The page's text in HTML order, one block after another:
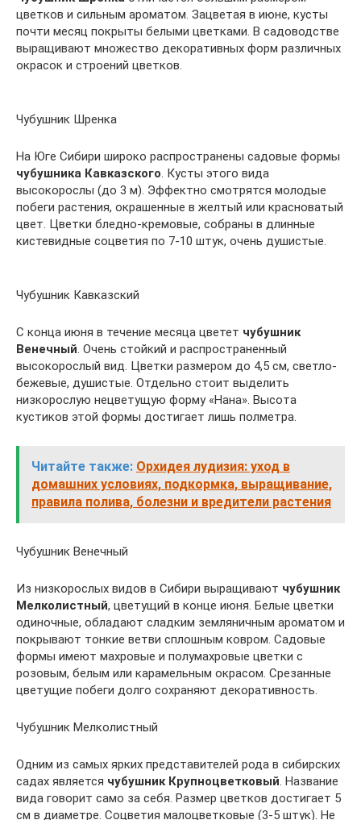
цветков и сильным ароматом. Зацветая в июне, кусты
почти месяц покрыты белыми цветками. В садоводстве
выращивают множество декоративных форм различных
окрасок и строений цветков.
Чубушник Шренка
На Юге Сибири широко распространены садовые формы
чубушника Кавказского. Кусты этого вида
высокорослы (до 3 м). Эффектно смотрятся молодые
побеги растения, окрашенные в желтый или красноватый
цвет. Цветки бледно-кремовые, собраны в длинные
кистевидные соцветия по 7-10 штук, очень душистые.
Чубушник Кавказский
С конца июня в течение месяца цветет чубушник
Венечный. Очень стойкий и распространенный
высокорослый вид. Цветки размером до 4,5 см, светло-
бежевые, душистые. Отдельно стоит выделить
низкорослую нецветущую форму «Нана». Высота
кустиков этой формы достигает лишь полметра.
Читайте также: Орхидея лудизия: уход в
домашних условиях, подкормка, выращивание,
правила полива, болезни и вредители растения
Чубушник Венечный
Из низкорослых видов в Сибири выращивают чубушник
Мелколистный, цветущий в конце июня. Белые цветки
одиночные, обладают сладким земляничным ароматом и
покрывают тонкие ветви сплошным ковром. Садовые
формы имеют махровые и полумахровые цветки с
розовым, белым или карамельным окрасом. Срезанные
цветущие побеги долго сохраняют декоративность.
Чубушник Мелколистный
Одним из самых ярких представителей рода в сибирских
садах является чубушник Крупноцветковый. Название
вида говорит само за себя. Размер цветков достигает 5
см в диаметре. Соцветия малоцветковые (3-5 штук). Не